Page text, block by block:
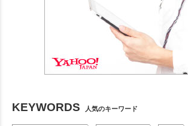
KEYWORDS 人気のキーワード